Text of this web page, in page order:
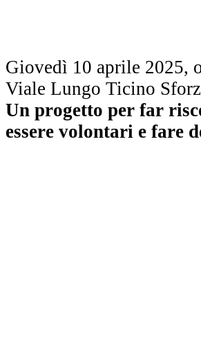
Giovedì 10 aprile 2025,
Viale Lungo Ticino
Un progetto per far
essere volontari e fare